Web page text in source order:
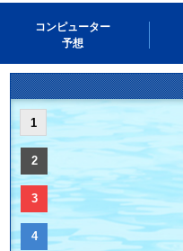
コンピューター
予想
1
2
3
4